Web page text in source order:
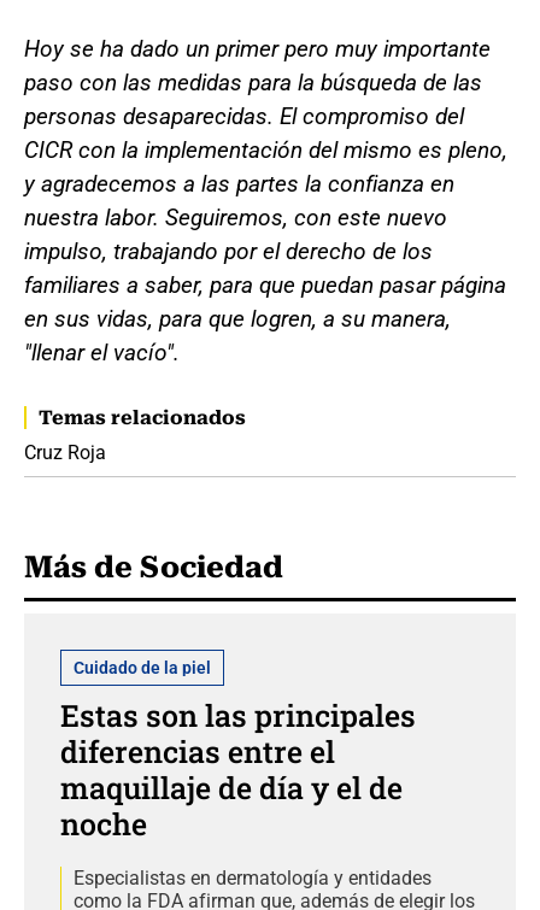
Hoy se ha dado un primer pero muy importante
paso con las medidas para la búsqueda de las
personas desaparecidas. El compromiso del
CICR con la implementación del mismo es pleno,
y agradecemos a las partes la confianza en
nuestra labor. Seguiremos, con este nuevo
impulso, trabajando por el derecho de los
familiares a saber, para que puedan pasar página
en sus vidas, para que logren, a su manera,
"llenar el vacío".
Temas relacionados
Cruz Roja
Más de Sociedad
Cuidado de la piel
Estas son las principales
diferencias entre el
maquillaje de día y el de
noche
Especialistas en dermatología y entidades
como la FDA afirman que, además de elegir los